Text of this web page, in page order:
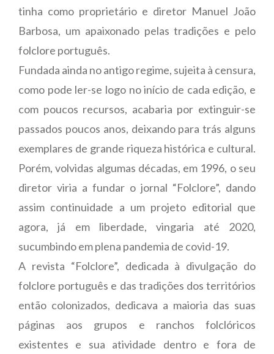
tinha como proprietário e diretor Manuel João
Barbosa, um apaixonado pelas tradições e pelo
folclore português.
Fundada ainda no antigo regime, sujeita à censura,
como pode ler-se logo no início de cada edição, e
com poucos recursos, acabaria por extinguir-se
passados poucos anos, deixando para trás alguns
exemplares de grande riqueza histórica e cultural.
Porém, volvidas algumas décadas, em 1996, o seu
diretor viria a fundar o jornal “Folclore”, dando
assim continuidade a um projeto editorial que
agora, já em liberdade, vingaria até 2020,
sucumbindo em plena pandemia de covid-19.
A revista “Folclore”, dedicada à divulgação do
folclore português e das tradições dos territórios
então colonizados, dedicava a maioria das suas
páginas aos grupos e ranchos folclóricos
existentes e sua atividade dentro e fora de